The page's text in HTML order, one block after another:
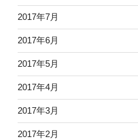
2017年7月
2017年6月
2017年5月
2017年4月
2017年3月
2017年2月